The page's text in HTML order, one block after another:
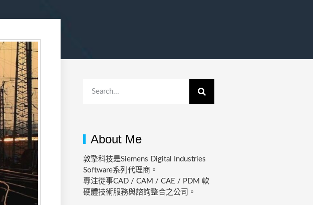
About Me
敦擎科技是Siemens Digital Industries
Software系列代理商。
專注從事CAD / CAM / CAE / PDM 軟
硬體技術服務與諮詢整合之公司。